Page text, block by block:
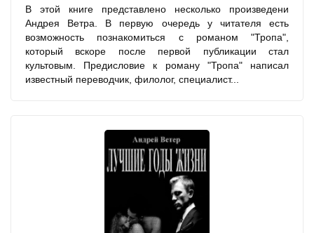
В этой книге представлено несколько произведени
Андрея Ветра. В первую очередь у читателя есть
возможность познакомиться с романом "Тропа",
который вскоре после первой публикации стал
культовым. Предисловие к роману "Тропа" написал
известный переводчик, филолог, специалист...